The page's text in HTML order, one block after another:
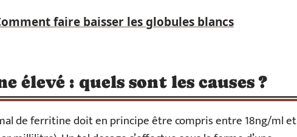
faire baisser les globules blancs
élevé : quels sont les causes ?
de ferritine doit en principe être compris entre 18ng/ml et